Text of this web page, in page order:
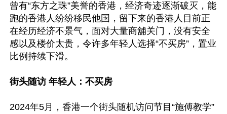
曾有“东方之珠”美誉的香港，经济奇迹逐渐破灭，能
跑的香港人纷纷移民他国，留下来的香港人目前正
在经历经济不景气，面对大量商舖关门，没有安全
感以及楼价太贵，令许多年轻人选择“不买房”，置业
比例持续下滑。
街头随访 年轻人：不买房
2024年5月，香港一个街头随机访问节目“施傅教学”